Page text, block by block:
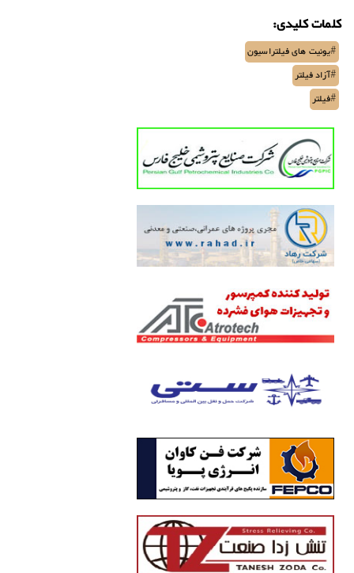
کلمات کلیدی:
#یونیت های فیلتراسیون
#آزاد فیلتر
#فیلتر